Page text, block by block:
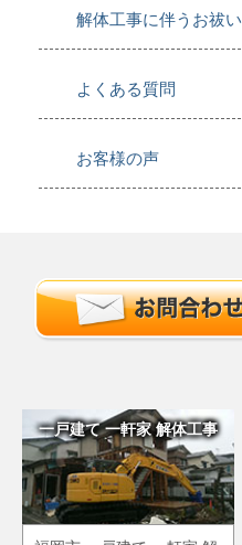
解体工事に伴うお祓い
よくある質問
お客様の声
一戸建て 一軒家 解体工事